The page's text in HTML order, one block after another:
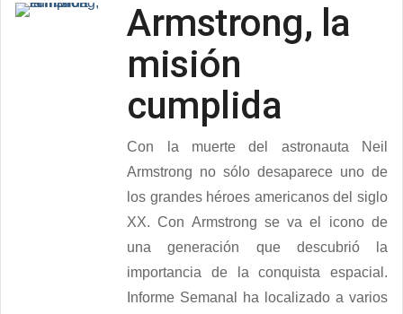
Armstrong, la
misión
cumplida
Con la muerte del astronauta Neil
Armstrong no sólo desaparece uno de
los grandes héroes americanos del siglo
XX. Con Armstrong se va el icono de
una generación que descubrió la
importancia de la conquista espacial.
Informe Semanal ha localizado a varios